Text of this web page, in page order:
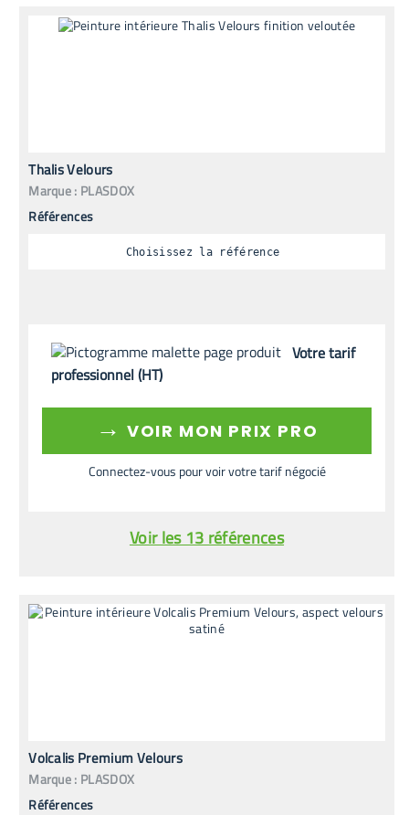
Thalis Velours
Marque : PLASDOX
Références
Choisissez la référence
Votre tarif
professionnel (HT)
→ VOIR MON PRIX PRO
Connectez-vous pour voir votre tarif négocié
Voir les 13 références
Volcalis Premium Velours
Marque : PLASDOX
Références